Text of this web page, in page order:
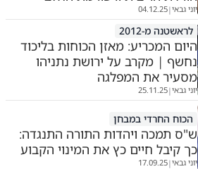
יוני גבאי|
04.12.25
לראשטנה מ-2012
היום המכריע: מאזן הכוחות בליכוד
נחשף | מקרב על ירושת נתניהו
מסעיר את המפלגה
יוני גבאי|
25.11.25
הכוח החרדי במבחן
ש"ס תמכה ויהדות התורה התנגדה:
כך קיבל חיים כץ את המינוי הקבוע
יוני גבאי|
17.09.25